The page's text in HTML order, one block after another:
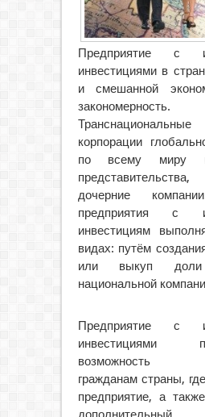
Предприятие с
инвестициями в
и смешанной
закономерность.
корпорации
по всему миру
дочерние
предприятия с
инвестициям
видах: путём
или выкуп
национальной
Предприятие с
инвестициями
возможность
гражданам страны,
предприятие, а